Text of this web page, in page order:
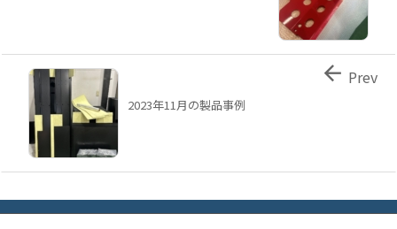
2023年11月の製品事例
 Prev